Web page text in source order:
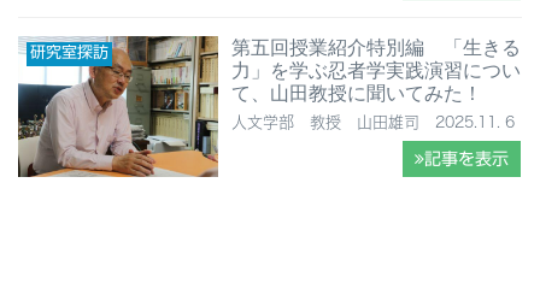
研究室探訪
第五回授業紹介特別編 「生きる
力」を学ぶ忍者学実践演習につい
て、山田教授に聞いてみた！
人文学部 教授 山田雄司 2025.11. 6
記事を表示